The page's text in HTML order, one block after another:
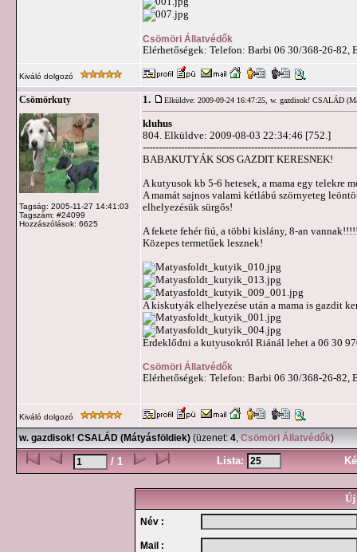
Csömöri Állatvédők
Elérhetőségek: Telefon: Barbi 06 30/368-26-82,
Kiváló dolgozó
Csömörkuty
Tagság: 2005-11-27 14:41:03
Tagszám: #24099
Hozzászólások: 6625
1. Elküldve: 2009-09-24 16:47:25, w. gazdisok! CSALÁD
kluhus
804. Elküldve: 2009-08-03 22:34:46 [752.]
BABAKUTYÁK SOS GAZDIT KERESNEK!
A kutyusok kb 5-6 hetesek, a mama egy telekre
A mamát sajnos valami kétlábú szörnyeteg
elhelyezésük sürgős!
A fekete fehér fiú, a többi kislány, 8-an
Közepes termetűek lesznek!
A kiskutyák elhelyezése után a mama is gazdit
Érdeklődni a kutyusokról Riánál lehet a 06 30
Csömöri Állatvédők
Elérhetőségek: Telefon: Barbi 06 30/368-26-82,
Kiváló dolgozó
w. gazdisok! CSALÁD (Mátyásföldiek) (üzenet: 4, Csömöri Állatvédők)
/ 1 Lista:
Új
Név :
Mail :